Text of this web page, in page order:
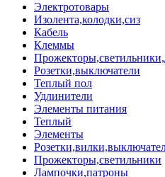
Электротовары
Изолента,колодки,сиз
Кабель
Клеммы
Розетки,выключатели
Теплый пол
Удлинители
Элементы питания
Теплый
Элементы
Прожекторы,светильники
Лампочки,патроны